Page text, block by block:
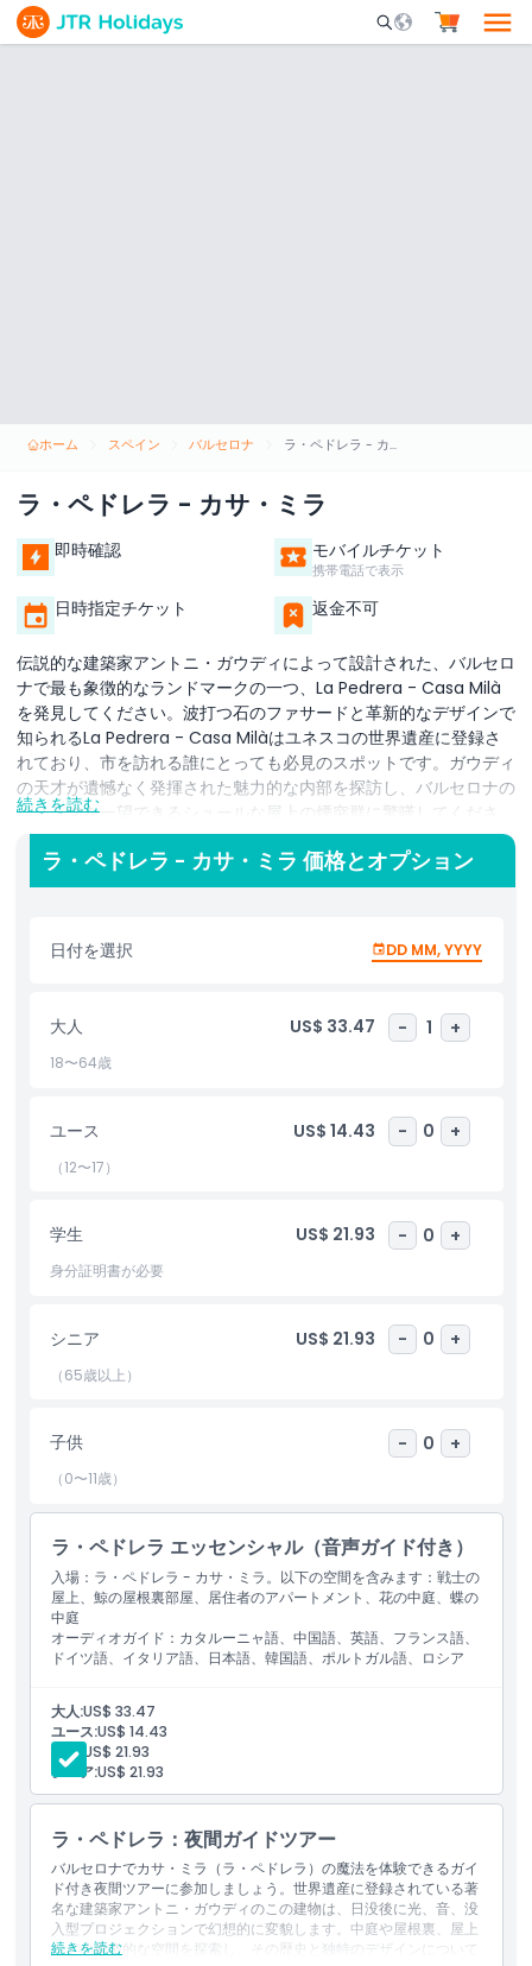
Mobile Search
ホーム スペイン バルセロナ ラ・ペドレラ - カサ・ミラ
ラ・ペドレラ - カサ・ミラ
即時確認 モバイルチケット
携帯電話で表示
日時指定チケット 返金不可
伝説的な建築家アントニ・ガウディによって設計された、バルセロ
ナで最も象徴的なランドマークの一つ、La Pedrera - Casa Milà
を発見してください。波打つ石のファサードと革新的なデザインで
知られるLa Pedrera - Casa Milàはユネスコの世界遺産に登録さ
れており、市を訪れる誰にとっても必見のスポットです。ガウディ
の天才が遺憾なく発揮された魅力的な内部を探訪し、バルセロナの
パノラマを一望できるシュールな屋上の煙突群に驚嘆してくださ
い。この建築の驚異はガウディの独自のビジョンを示しており、建
築愛好家にも一般の観光客にも欠かせない場所です。
流れるような外観と遊び心のある煙突を備えたLa Pedrera - Casa
技を反映しています。行列をスキップしてこのモダニズムの傑作に
没入しましょう。Casa Milàの優先入場チケットを利用すれば、待
誘われてください。
含まれるもの
子供／大人ポリシー
注意事項
場所
キャンセルポリシー
続きを読む
ラ・ペドレラ - カサ・ミラ 価格とオプション
日付を選択 DD MM, YYYY
大人 US$ 33.47 - 1 +
18〜64歳
ユース US$ 14.43 - 0 +
（12〜17）
学生 US$ 21.93 - 0 +
身分証明書が必要
シニア US$ 21.93 - 0 +
（65歳以上）
子供 - 0 +
（0〜11歳）
ラ・ペドレラ エッセンシャル（音声ガイド付き）
入場：ラ・ペドレラ - カサ・ミラ。以下の空間を含みます：戦士の
屋上、鯨の屋根裏部屋、居住者のアパートメント、花の中庭、蝶の
中庭
オーディオガイド：カタルーニャ語、中国語、英語、フランス語、
ドイツ語、イタリア語、日本語、韓国語、ポルトガル語、ロシア
大人:US$ 33.47
ユース:US$ 14.43
学生: US$ 21.93
シニア:US$ 21.93
ラ・ペドレラ：夜間ガイドツアー
バルセロナでカサ・ミラ（ラ・ペドレラ）の魔法を体験できるガイ
ド付き夜間ツアーに参加しましょう。世界遺産に登録されている著
名な建築家アントニ・ガウディのこの建物は、日没後に光、音、没
入型プロジェクションで幻想的に変貌します。中庭や屋根裏、屋上
などの象徴的な空間を探索し、その歴史と独特のデザインについて
続きを読む